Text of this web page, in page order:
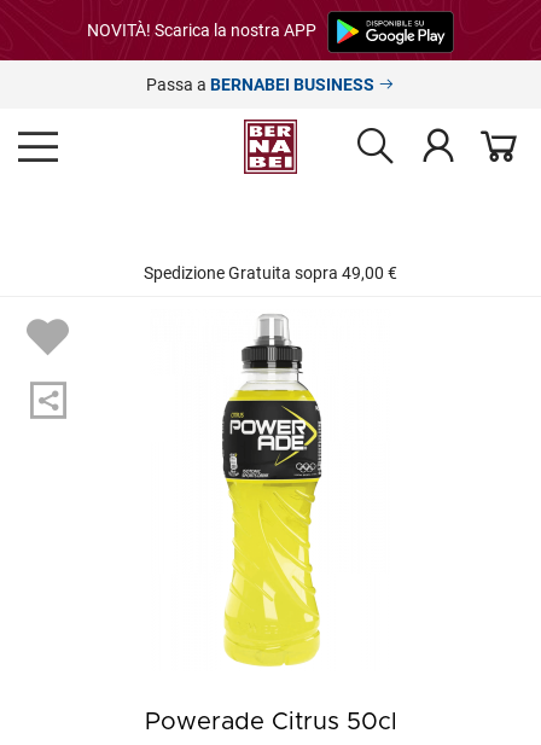
NOVITÀ! Scarica la nostra APP
Passa a BERNABEI BUSINESS
Spedizione Gratuita sopra 49,00 €
Powerade Citrus 50cl